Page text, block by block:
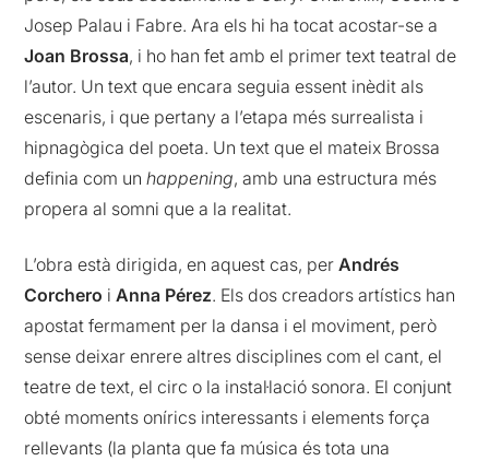
Josep Palau i Fabre. Ara els hi ha tocat acostar-se a
Joan Brossa, i ho han fet amb el primer text teatral de
l’autor. Un text que encara seguia essent inèdit als
escenaris, i que pertany a l’etapa més surrealista i
hipnagògica del poeta. Un text que el mateix Brossa
definia com unhappening, amb una estructura més
propera al somni que a la realitat.
L’obra està dirigida, en aquest cas, perAndrés
Corchero i Anna Pérez. Els dos creadors artístics han
apostat fermament per la dansa i el moviment, però
sense deixar enrere altres disciplines com el cant, el
teatre de text, el circ o la instal·lació sonora. El conjunt
obté moments onírics interessants i elements força
rellevants (la planta que fa música és tota una